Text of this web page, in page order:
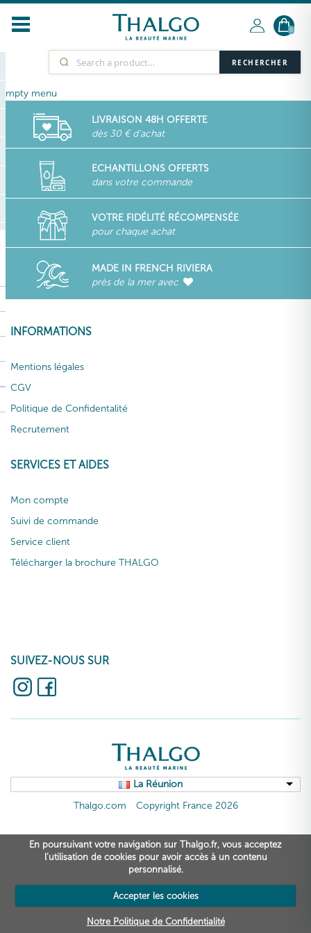
RECHERCHER
0
empty menu
LIVRAISON 48H OFFERTE
dès 30 € d'achat
ECHANTILLONS OFFERTS
dans votre commande
VOTRE FIDÉLITÉ RÉCOMPENSÉE
pour chaque achat
MADE IN FRENCH RIVIERA
près de la mer avec
INFORMATIONS
Mentions légales
CGV
Politique de Confidentalité
Recrutement
SERVICES ET AIDES
Mon compte
Suivi de commande
Service client
Télécharger la brochure THALGO
SUIVEZ-NOUS SUR
La Réunion
Thalgo.com
Copyright France 2026
En poursuivant votre navigation sur Thalgo.fr, vous acceptez
l’utilisation de cookies pour avoir accès à un contenu
personnalisé.
Accepter les cookies
Notre Politique de Confidentialité